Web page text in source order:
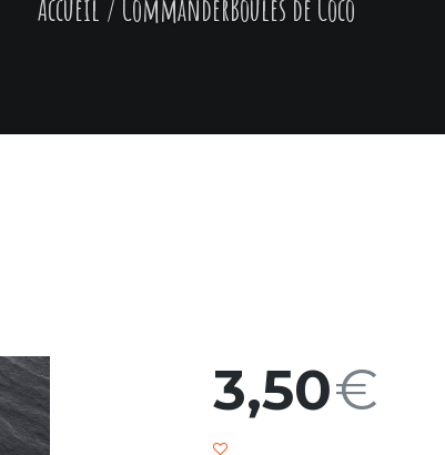
Accueil / CommanderBoules de Coco
3,50€